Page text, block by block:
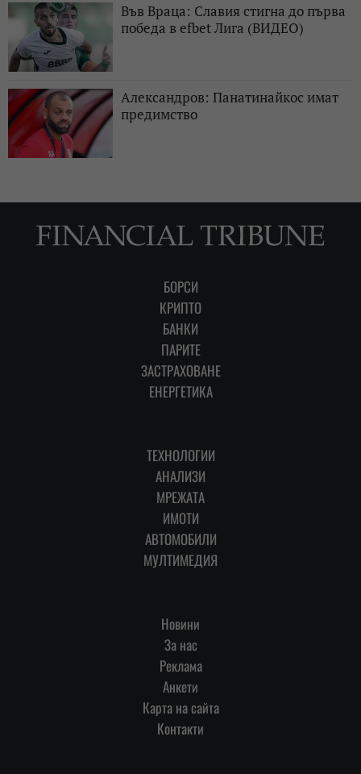
Във Враца: Славия стигна до първа
победа в efbet Лига (ВИДЕО)
Александров: Панатинайкос имат
предимство
БОРСИ
КРИПТО
БАНКИ
ПАРИТЕ
ЗАСТРАХОВАНЕ
ЕНЕРГЕТИКА
ТЕХНОЛОГИИ
АНАЛИЗИ
МРЕЖАТА
ИМОТИ
АВТОМОБИЛИ
МУЛТИМЕДИЯ
Новини
За нас
Реклама
Анкети
Карта на сайта
Контакти